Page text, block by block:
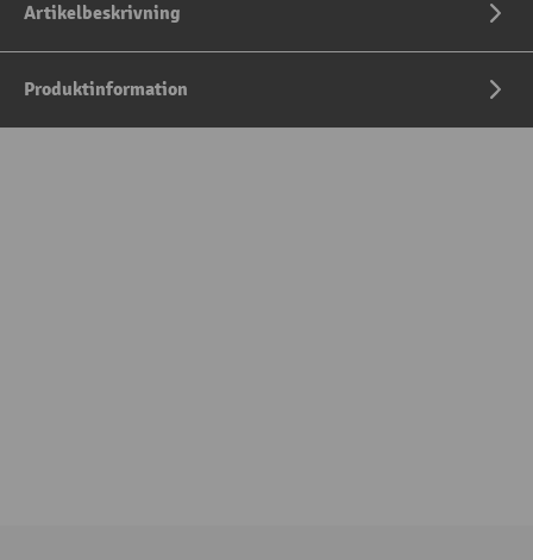
Artikelbeskrivning
Produktinformation